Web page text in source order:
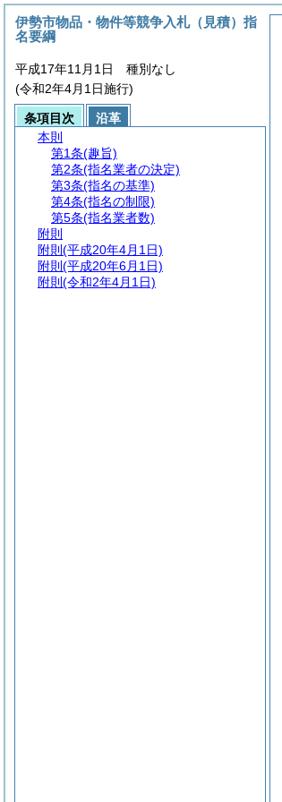
伊勢市物品・物件等競争入札（見積）指
名要綱
平成17年11月1日 種別なし
(令和2年4月1日施行)
条項目次
沿革
本則
第1条(趣旨)
第2条(指名業者の決定)
第3条(指名の基準)
第4条(指名の制限)
第5条(指名業者数)
附則
附則 (平成20年4月1日)
附則 (平成20年6月1日)
附則 (令和2年4月1日)